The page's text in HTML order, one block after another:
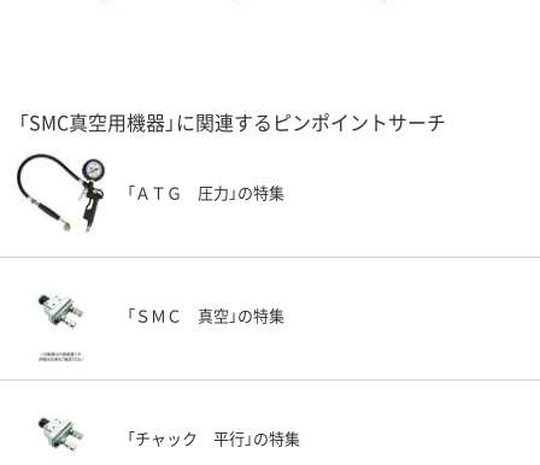
「SMC真空用機器」に関連するピンポイントサーチ
「ＡＴＧ 圧力」の特集
「ＳＭＣ 真空」の特集
「チャック 平行」の特集